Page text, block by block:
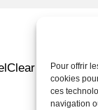
Pour offrir
cookies
ces
navigation